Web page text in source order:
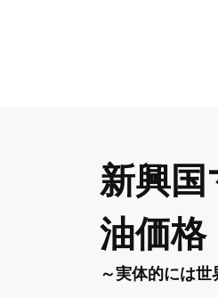
新興
油価格
～実体的には世